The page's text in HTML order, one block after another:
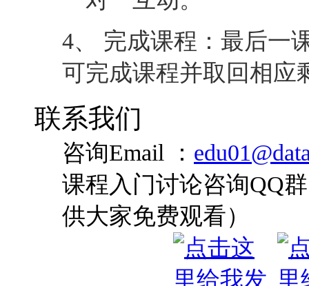
咨询Email ：
课程入门讨论咨询QQ
供大家免费观看）
咨询QQ：
您是否对此课程还有
基本得到解答
全国统一咨询热线: